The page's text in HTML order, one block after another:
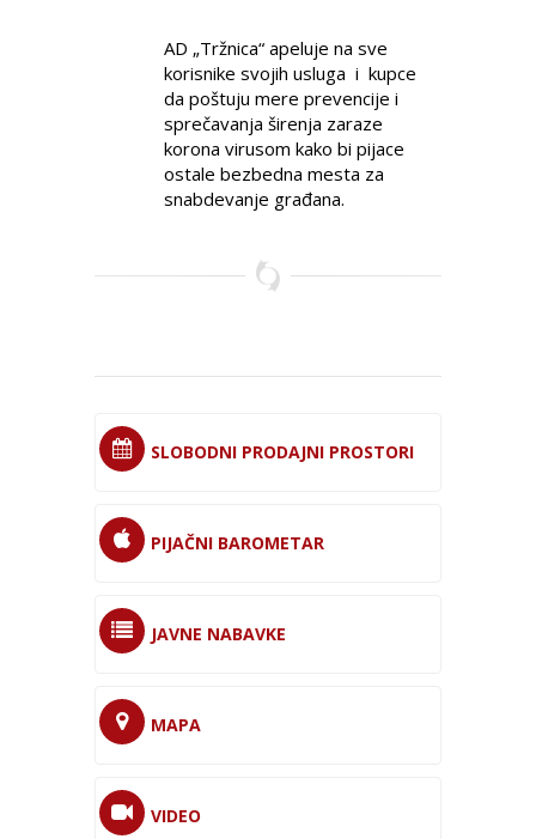
AD „Tržnica“ apeluje na sve
korisnike svojih usluga i kupce
da poštuju mere prevencije i
sprečavanja širenja zaraze
korona virusom kako bi pijace
ostale bezbedna mesta za
snabdevanje građana.
SLOBODNI PRODAJNI PROSTORI
PIJAČNI BAROMETAR
JAVNE NABAVKE
MAPA
VIDEO